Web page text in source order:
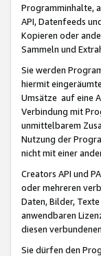
Programminhalte,
API, Datenfeeds
Kopieren oder
Sammeln und
Sie werden
hiermit
Umsätze auf eine
Verbindung mit
unmittelbarem
Nutzung der
nicht mit einer
Creators API und
oder mehreren
Daten, Bilder,
anwendbaren
diesen
Sie dürfen den